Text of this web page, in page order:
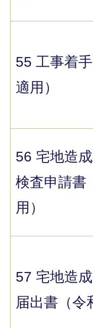
55 工事着
適用）
56 宅地造
検査申請書
用）
57 宅地造
届出書（令